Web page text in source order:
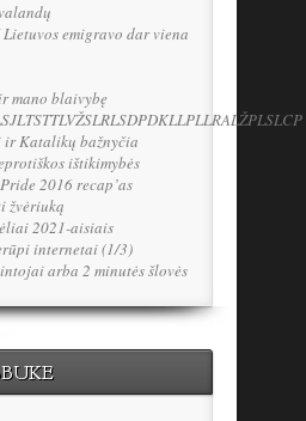
emigravo dar viena
mano blaivybę
Katalikų bažnyčia
ištikimybės
2016 recap’as
žvėriuką
2021-aisiais
internetai (1/3)
arba 2 minutės šlovės